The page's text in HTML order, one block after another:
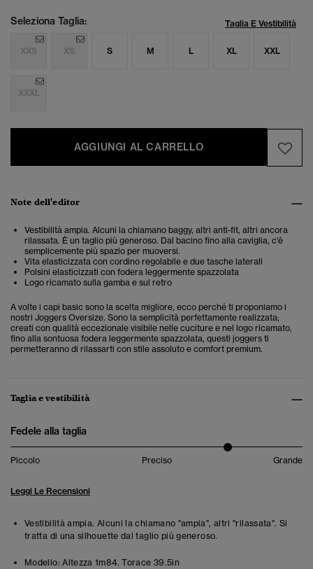
Seleziona Taglia: Taglia E Vestibilità
XXS XS S M L XL XXL
XXXL
AGGIUNGI AL CARRELLO
Note dell'editor
Vestibilità ampia. Alcuni la chiamano baggy, altri anti-fit, altri ancora
rilassata. È un taglio più generoso. Dal bacino fino alla caviglia, c'è
semplicemente più spazio per muoversi.
Vita elasticizzata con cordino regolabile e due tasche laterali
Polsini elasticizzati con fodera leggermente spazzolata
Logo ricamato sulla gamba e sul retro
A volte i capi basic sono la scelta migliore, ecco perché ti proponiamo i
nostri Joggers Oversize. Sono la semplicità perfettamente realizzata;
creati con qualità eccezionale visibile nelle cuciture e nel logo ricamato,
fino alla sontuosa fodera leggermente spazzolata, questi joggers ti
permetteranno di rilassarti con stile assoluto e comfort premium.
Taglia e vestibilità
Fedele alla taglia
Piccolo Preciso Grande
Leggi Le Recensioni
Vestibilità ampia. Alcuni la chiamano "ampia", altri "rilassata". Si
tratta di una silhouette dal taglio più generoso.
Modello: Altezza 1m84. Torace 39.5in